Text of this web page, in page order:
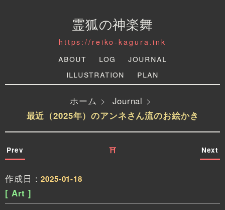
霊狐の神楽舞
https://reiko-kagura.ink
About Log
Journal
Illustration
Plan
ホーム
Journal
最近（2025年）のアンネさん流のお絵かき
Prev ⛩ Next
作成日：2025-01-18
[ Art ]